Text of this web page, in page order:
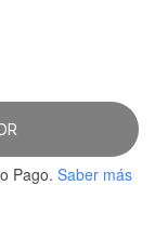
Pago. Saber más